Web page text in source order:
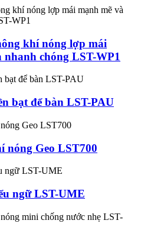
khí nóng lợp mái
nhanh chóng LST-WP1
bạt để bàn LST-PAU
nóng Geo LST700
ngữ LST-UME